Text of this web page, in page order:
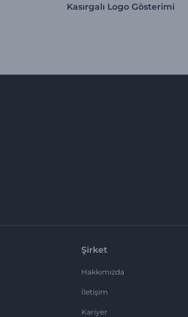
Kasırgalı Logo Gösterimi
Şirket
Hakkımızda
İletişim
Kariyer